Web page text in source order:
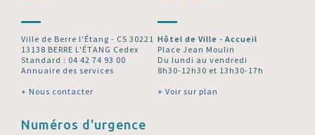
Ville de Berre l’Étang - CS 30221
13138 BERRE L'ÉTANG Cedex
Standard : 04 42 74 93 00
Annuaire des services
+ Nous contacter
Hôtel de Ville - Accueil
Place Jean Moulin
Du lundi au vendredi
8h30-12h30 et 13h30-17h
+ Voir sur plan
Numéros d'urgence